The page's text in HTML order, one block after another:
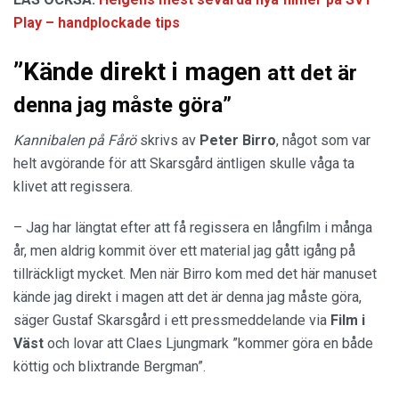
Play – handplockade tips
”Kände direkt i magen att det är
denna jag måste göra”
Kannibalen på Fårö skrivs av Peter Birro, något som var
helt avgörande för att Skarsgård äntligen skulle våga ta
klivet att regissera.
– Jag har längtat efter att få regissera en långfilm i många
år, men aldrig kommit över ett material jag gått igång på
tillräckligt mycket. Men när Birro kom med det här manuset
kände jag direkt i magen att det är denna jag måste göra,
säger Gustaf Skarsgård i ett pressmeddelande via Film i
Väst och lovar att Claes Ljungmark ”kommer göra en både
köttig och blixtrande Bergman”.